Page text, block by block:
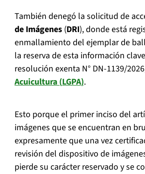
También denegó la solicitud de
de Imágenes (DRI), donde está
enmallamiento del ejemplar de
la reserva de esta información
resolución exenta N° DN-1139/
Acuicultura(LGPA).
Esto porque el primer inciso del
imágenes que se encuentran en
expresamente que una vez
revisión del dispositivo de
pierde su carácter reservado y se